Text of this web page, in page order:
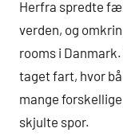
Herfra spredte
verden, og
rooms i
taget fart, hvor
mange
skjulte spor.